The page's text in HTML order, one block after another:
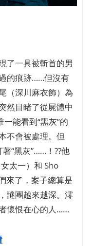
了一具被斬首的男
的痕跡……但沒有
（深川麻衣飾）為
然目睹了從屍體中
一能看到“黑灰”的
不會被處理。但
“黑灰”……！??他
太一）和 Sho
來了，案子總算是
謎團越來越深。澪
懷恨在心的人……